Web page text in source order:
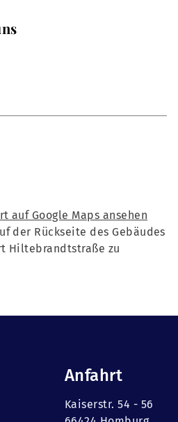
auf Google Maps ansehen
der Rückseite des Gebäudes
Hiltebrandtstraße zu
Anfahrt
Kaiserstr. 54 - 56